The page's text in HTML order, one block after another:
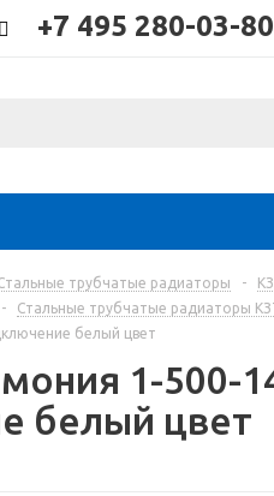
+7 495 280-03-80
трубчатые радиаторы -
- Стальные трубчатые радиаторы
белый цвет
1-500-
белый цвет